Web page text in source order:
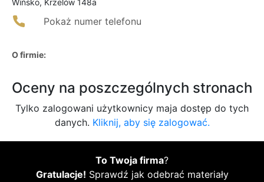
Wińsko, Krzelów 148a
Pokaż numer telefonu
O firmie:
Oceny na poszczególnych stronach
Tylko zalogowani użytkownicy maja dostęp do tych
danych. Kliknij, aby się zalogować.
To Twoja firma?
Gratulacje! Sprawdź jak odebrać materiały